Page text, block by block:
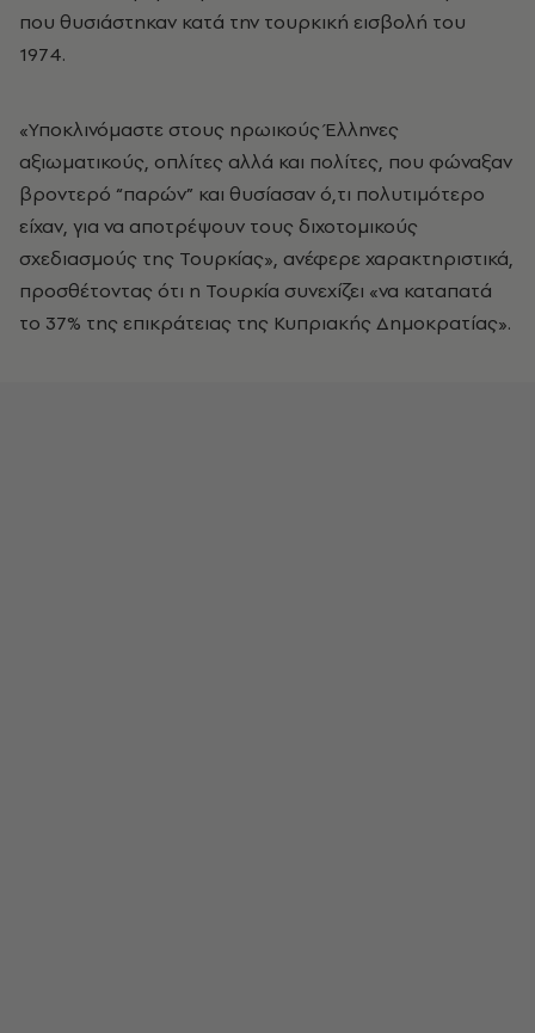
που θυσιάστηκαν κατά την τουρκική εισβολή του
1974.
«Υποκλινόμαστε στους ηρωικούς Έλληνες
αξιωματικούς, οπλίτες αλλά και πολίτες, που φώναξαν
βροντερό “παρών” και θυσίασαν ό,τι πολυτιμότερο
είχαν, για να αποτρέψουν τους διχοτομικούς
σχεδιασμούς της Τουρκίας», ανέφερε χαρακτηριστικά,
προσθέτοντας ότι η Τουρκία συνεχίζει «να καταπατά
το 37% της επικράτειας της Κυπριακής Δημοκρατίας».